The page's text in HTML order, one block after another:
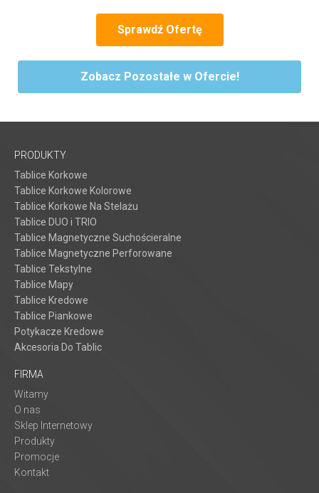
Sprawdź Ofertę
Zobacz Pozostałe w Ofercie!
PRODUKTY
Tablice Korkowe
Tablice Korkowe Kolorowe
Tablice Korkowe Na Stelażu
Tablice DUO i TRIO
Tablice Magnetyczne Suchościeralne
Tablice Magnetyczne Perforowane
Tablice Tekstylne
Tablice Mapy
Tablice Kredowe
Tablice Piankowe
Potykacze Kredowe
Akcesoria Do Tablic
FIRMA
Witamy
O nas
Sklep Internetowy
Produkty
Promocje
Kontakt